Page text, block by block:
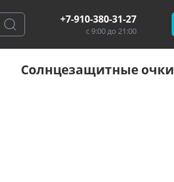
+7-910-380-31-27
с 9:00 до 21:00
Солнцезащитные очки